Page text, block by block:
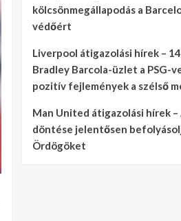
kölcsönmegállapodás a
védőért
Liverpool átigazolási hírek –
Bradley Barcola-üzlet a PSG-
pozitív fejlemények a szélső
Man United átigazolási hírek –
döntése jelentősen
Ördögöket